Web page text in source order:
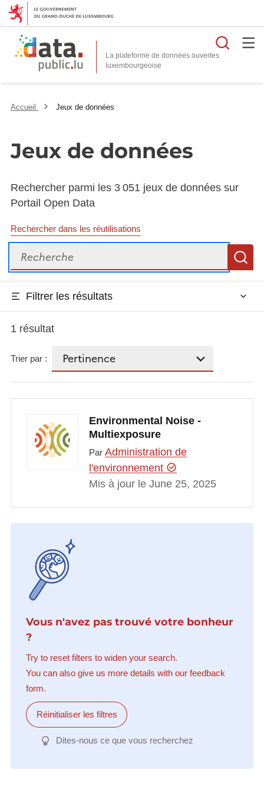
La plateforme de données ouvertes
Accueil Jeux de données
Jeux de données
Rechercher parmi les 3 051 jeux de données sur
Portail Open Data
Rechercher dans les réutilisations
Recherche
Filtrer les résultats
1 résultat
Trier par :
Environmental Noise -
Multiexposure
Par Administration de
l'environnement
Mis à jour le June 25, 2025
Vous n'avez pas trouvé votre bonheur
?
Try to reset filters to widen your search.
You can also give us more details with our feedback
form.
Réinitialiser les filtres
Dites-nous ce que vous recherchez